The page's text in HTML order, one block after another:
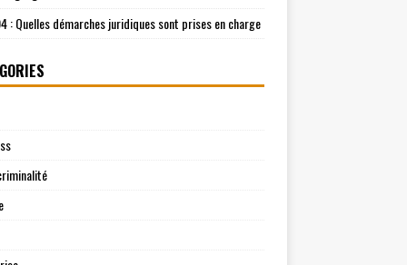
: Quelles démarches juridiques sont prises en charge